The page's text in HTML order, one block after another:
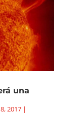
una
2017|